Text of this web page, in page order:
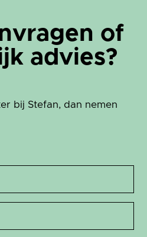
of
advies?
bij Stefan, dan nemen